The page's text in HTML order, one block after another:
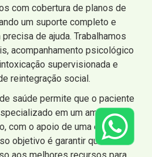
com cobertura de planos de
um suporte completo e
de ajuda. Trabalhamos
acompanhamento psicológico
supervisionada e
reintegração social.
saúde permite que o paciente
em um ambiente
com o apoio de uma equipe
objetivo é garantir que cada